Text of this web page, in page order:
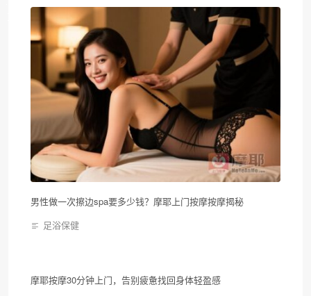
男性做一次擦边spa要多少钱？摩耶上门按摩按摩揭秘
足浴保健
摩耶按摩30分钟上门，告别疲惫找回身体轻盈感